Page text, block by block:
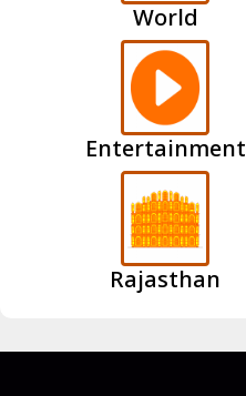
World
Entertainment
Rajasthan